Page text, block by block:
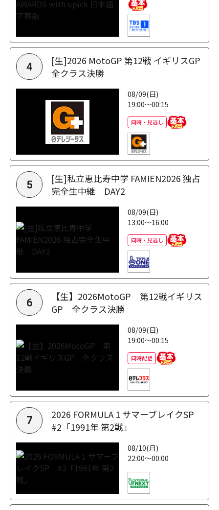
4
[生]2026 MotoGP 第12戦 イギリスGP
全クラス決勝
08/09(日)
19:00～00:15
同時・見逃し
5
[生]私立恵比寿中学 FAMIEN2026 独占
完全生中継 DAY2
08/09(日)
13:00～16:00
同時・見逃し
6
【生】2026MotoGP 第12戦イギリス
GP 全クラス決勝
08/09(日)
19:00～00:15
同時配信
7
2026 FORMULA 1 サマーブレイクSP
#2「1991年 第2戦」
08/10(月)
22:00～00:00